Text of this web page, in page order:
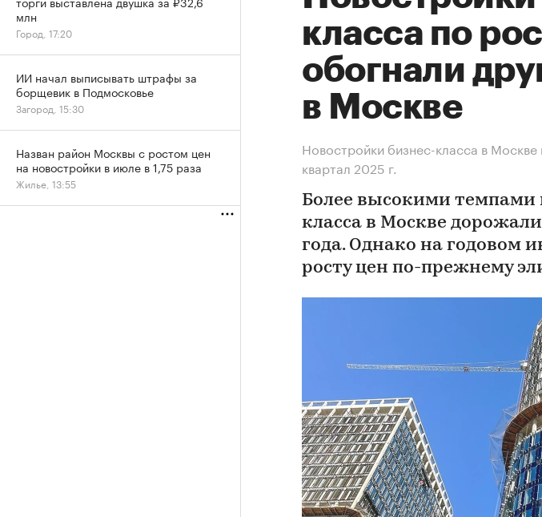
класса по
обогнали
в Москве
Новостройки бизнес-класса в
квартал 2025 г.
Более высокими темпами
класса в Москве
года. Однако на годовом
росту цен по-прежнему
млн
Город, 17:20
ИИ начал выписывать штрафы за
борщевик в Подмосковье
Загород, 15:30
Назван район Москвы с ростом цен
на новостройки в июле в 1,75 раза
Жилье, 13:55